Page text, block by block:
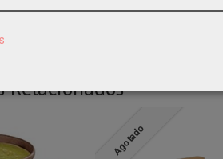
Relacionados
Agotado